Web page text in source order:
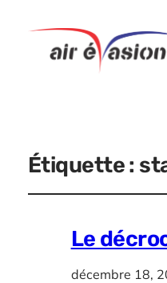
Étiquette :
Le
décembre 18,